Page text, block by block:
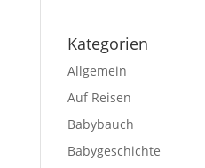
Kategorien
Allgemein
Auf Reisen
Babybauch
Babygeschichte